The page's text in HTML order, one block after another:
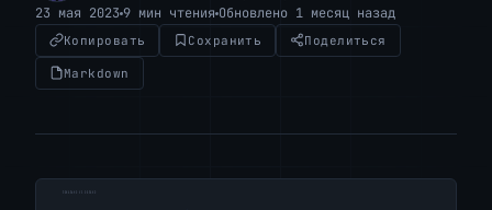
23 мая 2023 9 мин чтения Обновлено 1 месяц назад
Копировать Сохранить Поделиться
Markdown